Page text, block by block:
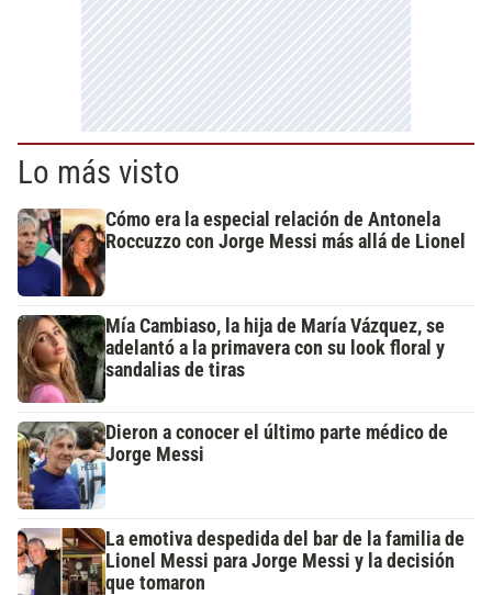
Lo más visto
Cómo era la especial relación de Antonela
Roccuzzo con Jorge Messi más allá de Lionel
Mía Cambiaso, la hija de María Vázquez, se
adelantó a la primavera con su look floral y
sandalias de tiras
Dieron a conocer el último parte médico de
Jorge Messi
La emotiva despedida del bar de la familia de
Lionel Messi para Jorge Messi y la decisión
que tomaron